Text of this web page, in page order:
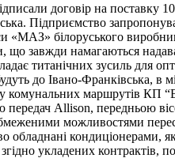
договір на поставку 10
Підприємство
«МАЗ» білоруського
завжди намагаються
зусиль для
до Івано-Франківська, в
маршрутів КП
Allison, передньою
можливостями
обладнані кондиціонерами,
укладених контрактів,